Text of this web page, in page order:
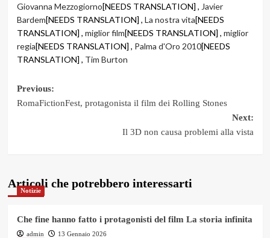
Giovanna Mezzogiorno[NEEDS TRANSLATION] , Javier
Bardem[NEEDS TRANSLATION] , La nostra vita[NEEDS
TRANSLATION] , miglior film[NEEDS TRANSLATION] , miglior
regia[NEEDS TRANSLATION] , Palma d'Oro 2010[NEEDS
TRANSLATION] , Tim Burton
Post
Previous:
RomaFictionFest, protagonista il film dei Rolling Stones
Next:
Il 3D non causa problemi alla vista
Articoli che potrebbero interessarti
Notizie
Che fine hanno fatto i protagonisti del film La storia infinita
admin
13 Gennaio 2026